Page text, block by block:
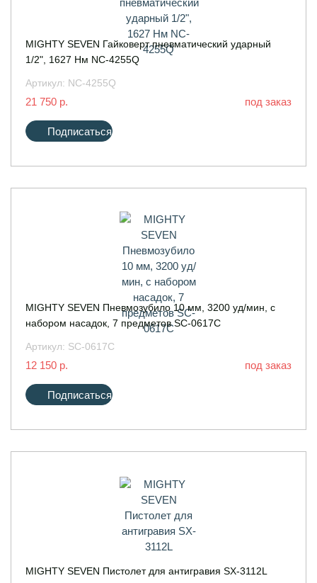
MIGHTY SEVEN Гайковерт пневматический ударный
1/2", 1627 Нм NC-4255Q
Артикул: NC-4255Q
21 750 р. под заказ
Подписаться
MIGHTY SEVEN Пневмозубило 10 мм, 3200 уд/мин, с
набором насадок, 7 предметов SC-0617C
Артикул: SC-0617C
12 150 р. под заказ
Подписаться
MIGHTY SEVEN Пистолет для антигравия SX-3112L